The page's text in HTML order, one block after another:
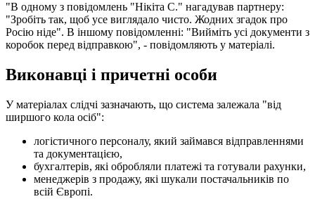
"В одному з повідомлень "Нікіта С." нагадував партнеру:
"Зробіть так, щоб усе виглядало чисто. Жодних згадок про
Росію ніде". В іншому повідомленні: "Вийміть усі документи з
коробок перед відправкою", - повідомляють у матеріалі.
Виконавці і причетні особи
У матеріалах слідчі зазначають, що система залежала "від
ширшого кола осіб":
логістичного персоналу, який займався відправленнями
та документацією,
бухгалтерів, які обробляли платежі та готували рахунки,
менеджерів з продажу, які шукали постачальників по
всій Європі.